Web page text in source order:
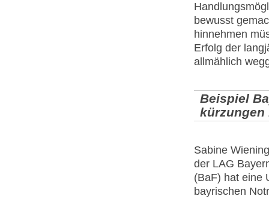
bewusst
hinnehmen
Erfolg der
allmählich
Beispiel
Sabine
der LAG
(BaF) hat eine
bayrischen